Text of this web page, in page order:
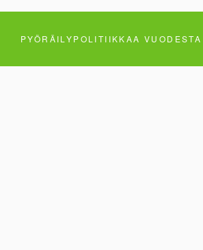
PYÖRÄILYPOLITIIKKAA